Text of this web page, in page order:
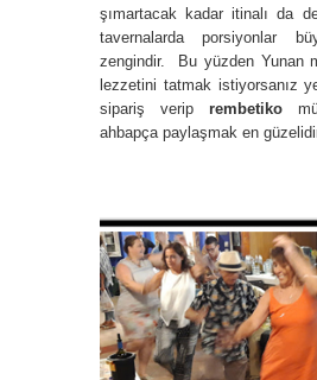
şımartacak kadar itinalı da
tavernalarda porsiyonlar
zengindir. Bu yüzden Yunan
lezzetini tatmak istiyorsanız
sipariş verip rembetiko
ahbapça paylaşmak en